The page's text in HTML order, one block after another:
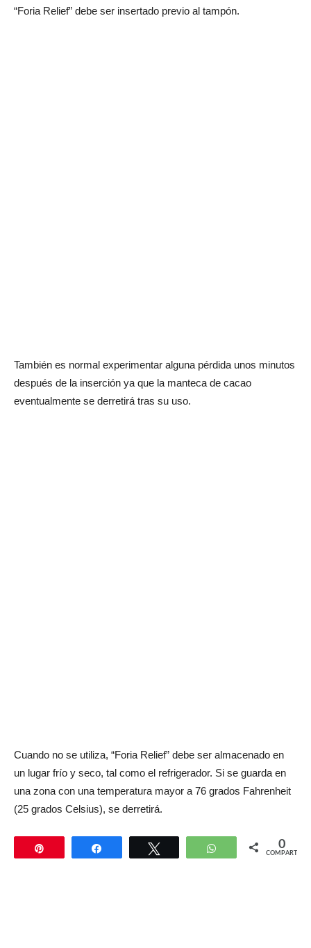
“Foria Relief” debe ser insertado previo al tampón.
También es normal experimentar alguna pérdida unos minutos
después de la inserción ya que la manteca de cacao
eventualmente se derretirá tras su uso.
Cuando no se utiliza, “Foria Relief” debe ser almacenado en
un lugar frío y seco, tal como el refrigerador. Si se guarda en
una zona con una temperatura mayor a 76 grados Fahrenheit
(25 grados Celsius), se derretirá.
Compartir WhatsApp 0
COMPARTIR